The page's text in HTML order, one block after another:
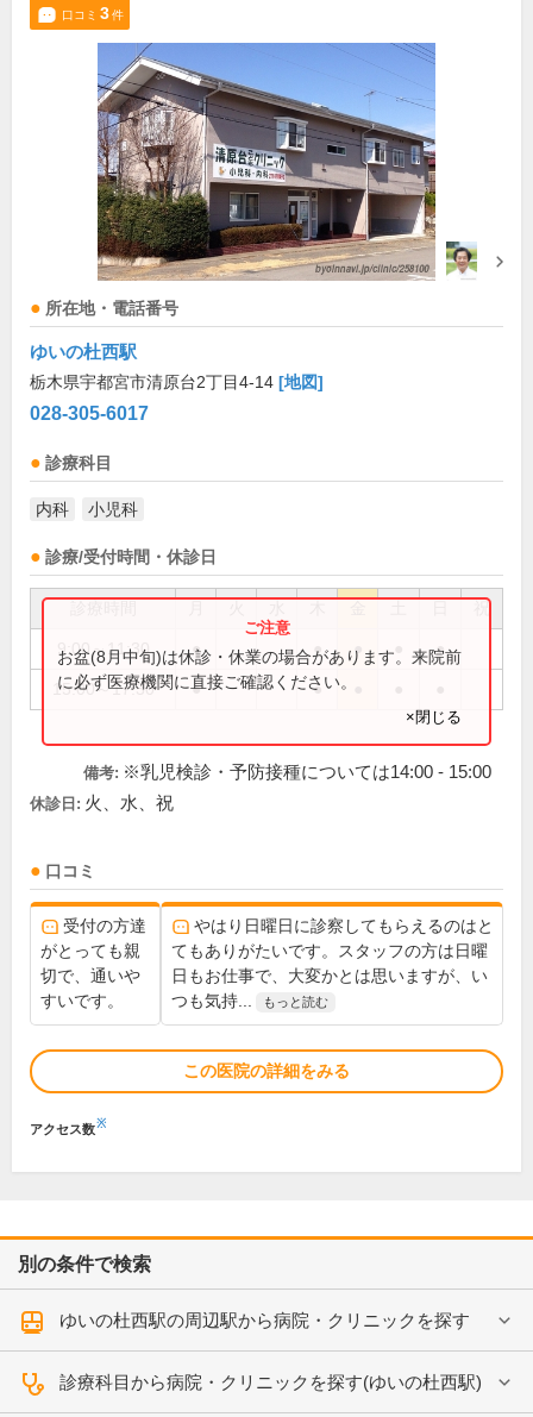
口コミ 3件
所在地・電話番号
ゆいの杜西駅
栃木県宇都宮市清原台2丁目4-14 [地図]
028-305-6017
診療科目
内科 小児科
診療/受付時間・休診日
祝
9:00～11:30 ● ● ● ●
15:00～17:30 ● ●
お盆(8月中旬)は休診・休業の場合があります。来院前
に必ず医療機関に直接ご確認ください。
×閉じる
備考: ※乳児検診・予防接種については14:00 - 15:00
休診日: 火、水、祝
口コミ
受付の方達
がとっても親
切で、通いや
すいです。
やはり日曜日に診察してもらえるのはと
てもありがたいです。スタッフの方は日曜
日もお仕事で、大変かとは思いますが、い
つも気持...
もっと読む
この医院の詳細をみる
アクセス数※
別の条件で検索
ゆいの杜西駅の周辺駅から病院・クリニックを探す
診療科目から病院・クリニックを探す(ゆいの杜西駅)